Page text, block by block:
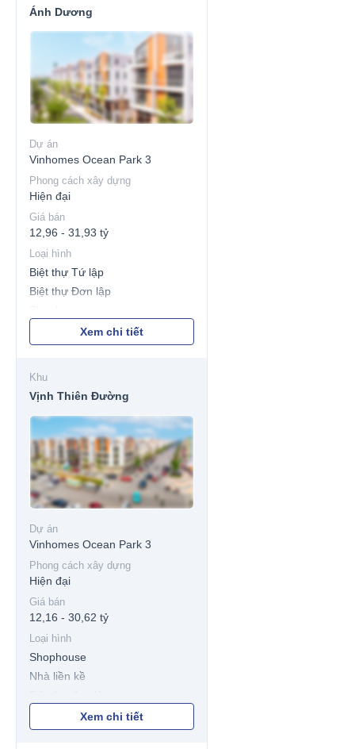
Ánh Dương
Dự án
Vinhomes Ocean Park 3
Phong cách xây dựng
Hiện đại
Giá bán
12,96 - 31,93 tỷ
Loại hình
Biệt thự Tứ lập
Biệt thự Đơn lập
Nhà liền kềXem chi tiết
Khu
Vịnh Thiên Đường
Dự án
Vinhomes Ocean Park 3
Phong cách xây dựng
Hiện đại
Giá bán
12,16 - 30,62 tỷ
Loại hình
Shophouse
Nhà liền kề
Biệt thự Song lập
Xem chi tiết